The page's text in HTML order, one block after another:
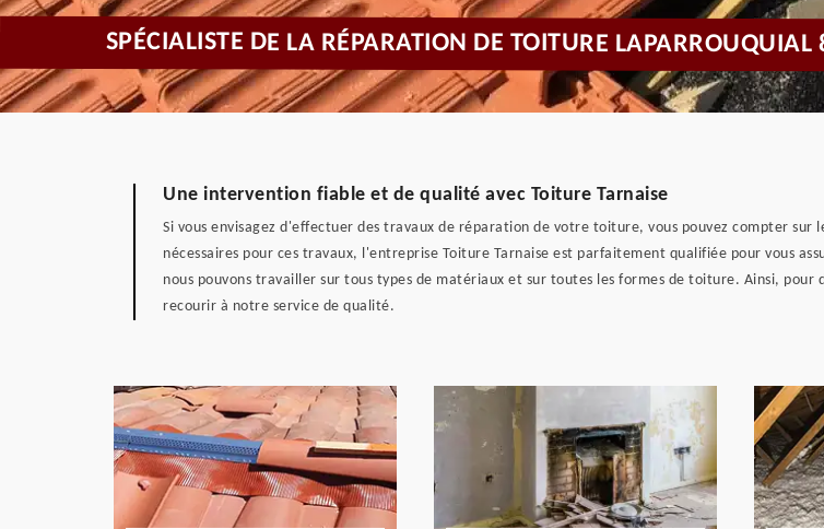
SPÉCIALISTE DE LA RÉPARATION DE TOITURE LAPARROUQUIAL
Une intervention fiable et de qualité avec Toiture Tarnaise
Si vous envisagez d'effectuer des travaux de réparation de votre toiture, vous pouvez compter sur
nécessaires pour ces travaux, l'entreprise Toiture Tarnaise est parfaitement qualifiée pour vous
nous pouvons travailler sur tous types de matériaux et sur toutes les formes de toiture. Ainsi,
recourir à notre service de qualité.